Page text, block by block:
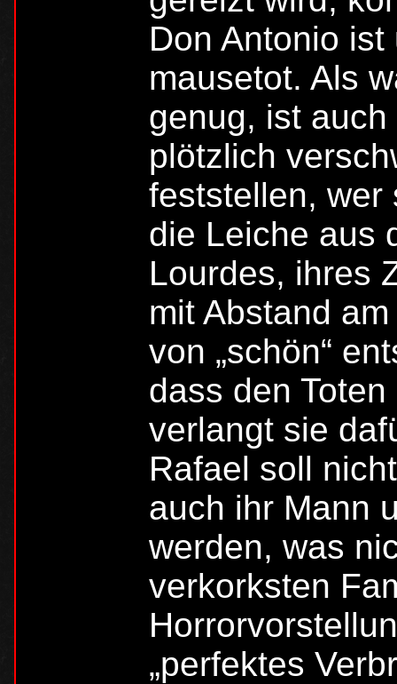
Don Antonio
mausetot. Als
genug, ist
plötzlich
feststellen, wer
die Leiche aus
Lourdes, ihres
mit Abstand
von „schön“
dass den
verlangt sie
Rafael soll
auch ihr Mann
werden, was
verkorksten
„perfektes